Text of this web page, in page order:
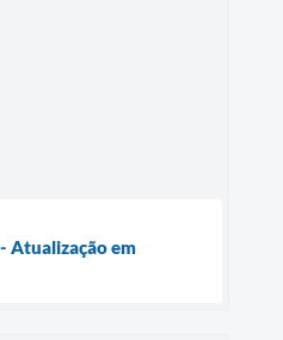
Atualização em